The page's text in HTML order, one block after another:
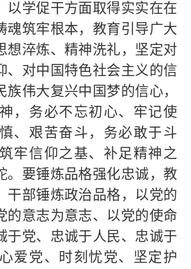
以学促干方面取得实实在在
魂筑牢根本，教育引导广大
想淬炼、精神洗礼，坚定对
、对中国特色社会主义的信
族伟大复兴中国梦的信心，
，务必不忘初心、牢记使
、艰苦奋斗，务必敢于斗
牢信仰之基、补足精神之
。要锤炼品格强化忠诚，教
干部锤炼政治品格，以党的
的意志为意志、以党的使命
于党、忠诚于人民、忠诚于
爱党、时刻忧党、坚定护